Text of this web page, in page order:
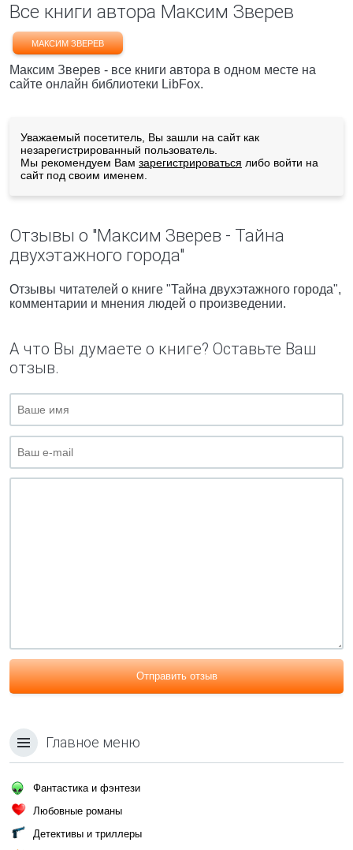
Все книги автора Максим Зверев
МАКСИМ ЗВЕРЕВ
Максим Зверев - все книги автора в одном месте на
сайте онлайн библиотеки LibFox.
Уважаемый посетитель, Вы зашли на сайт как
незарегистрированный пользователь.
Мы рекомендуем Вам зарегистрироваться либо войти на
сайт под своим именем.
Отзывы о "Максим Зверев - Тайна
двухэтажного города"
Отзывы читателей о книге "Тайна двухэтажного города",
комментарии и мнения людей о произведении.
А что Вы думаете о книге? Оставьте Ваш
отзыв.
Отправить отзыв
Главное меню
Фантастика и фэнтези
Любовные романы
Детективы и триллеры